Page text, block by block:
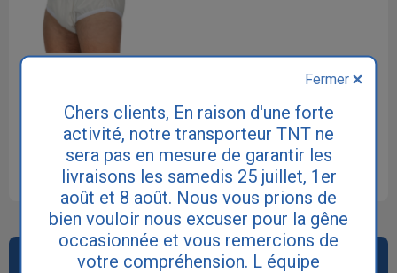
22.45€
Prix par paquets
DÉTAIL DU PRODUIT
Chers clients, En raison d'une forte
activité, notre transporteur TNT ne
sera pas en mesure de garantir les
livraisons les samedis 25 juillet, 1er
août et 8 août. Nous vous prions de
bien vouloir nous excuser pour la gêne
occasionnée et vous remercions de
votre compréhension. L équipe
Fermer